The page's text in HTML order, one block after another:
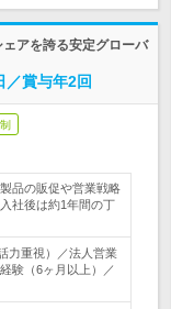
アを誇る安定グローバ
／賞与年2回
品の販促や営業戦略
社後は約1年間の丁
力重視）／法人営業
験（6ヶ月以上）／